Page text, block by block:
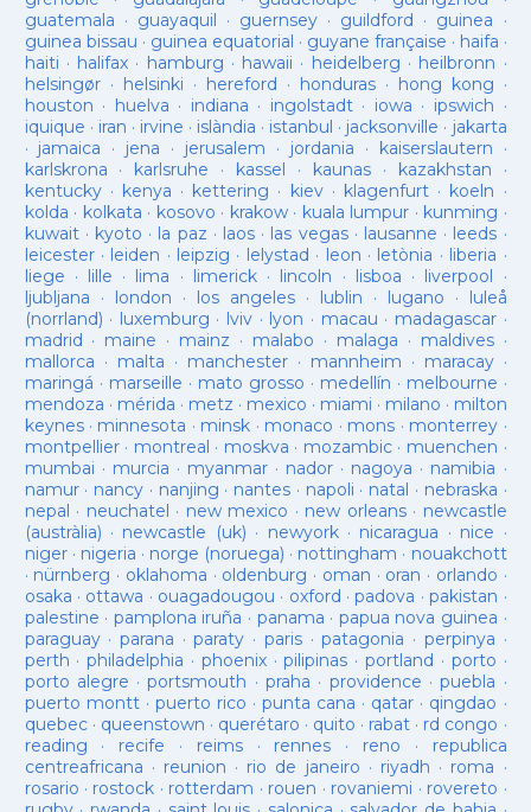
guatemala · guayaquil · guernsey· guildford · guinea ·
guinea bissau · guinea equatorial · guyane française · haifa ·
haiti · halifax · hamburg · hawaii · heidelberg · heilbronn ·
helsingør· helsinki · hereford · honduras· hong kong ·
houston · huelva · indiana · ingolstadt· iowa · ipswich ·
iquique · iran · irvine · islàndia · istanbul · jacksonville · jakarta
· jamaica · jena · jerusalem · jordania · kaiserslautern ·
karlskrona · karlsruhe · kassel · kaunas· kazakhstan ·
kentucky· kenya · kettering · kiev· klagenfurt · koeln ·
kolda · kolkata · kosovo · krakow· kuala lumpur · kunming ·
kuwait· kyoto · la paz · laos· las vegas· lausanne · leeds ·
leicester· leiden · leipzig · lelystad · leon · letònia · liberia ·
liege · lille · lima · limerick· lincoln · lisboa · liverpool ·
ljubljana · london · los angeles· lublin · lugano · luleå
(norrland) · luxemburg · lviv · lyon · macau · madagascar·
madrid · maine · mainz · malabo · malaga · maldives·
mallorca · malta · manchester· mannheim · maracay·
maringá · marseille · mato grosso · medellín · melbourne ·
mendoza · mérida · metz · mexico · miami · milano · milton
keynes· minnesota · minsk · monaco · mons · monterrey ·
montpellier· montreal · moskva · mozambic· muenchen ·
mumbai · murcia · myanmar· nador · nagoya · namibia ·
namur· nancy · nanjing · nantes · napoli · natal · nebraska ·
nepal · neuchatel · new mexico · new orleans· newcastle
(austràlia) · newcastle (uk) · newyork· nicaragua · nice ·
niger· nigeria · norge (noruega) · nottingham · nouakchott
· nürnberg · oklahoma · oldenburg · oman · oran · orlando ·
osaka · ottawa · ouagadougou · oxford ·padova ·pakistan ·
palestine · pamplona iruña · panama · papua nova guinea ·
paraguay· parana ·paraty · paris·patagonia · perpinya ·
perth ·philadelphia · phoenix·pilipinas ·portland · porto ·
porto alegre ·portsmouth ·praha · providence ·puebla ·
puerto montt· puerto rico ·punta cana · qatar · qingdao ·
quebec· queenstown · querétaro · quito · rabat · rd congo ·
reading · recife · reims· rennes · reno · republica
centreafricana · reunion · rio de janeiro · riyadh · roma ·
rosario · rostock · rotterdam · rouen · rovaniemi · rovereto ·